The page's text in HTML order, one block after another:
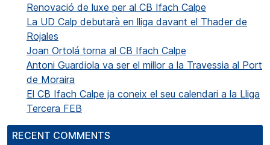
Renovació de luxe per al CB Ifach Calpe
La UD Calp debutarà en lliga davant el Thader de
Rojales
Joan Ortolá torna al CB Ifach Calpe
Antoni Guardiola va ser el millor a la Travessia al Port
de Moraira
El CB Ifach Calpe ja coneix el seu calendari a la Lliga
Tercera FEB
RECENT COMMENTS